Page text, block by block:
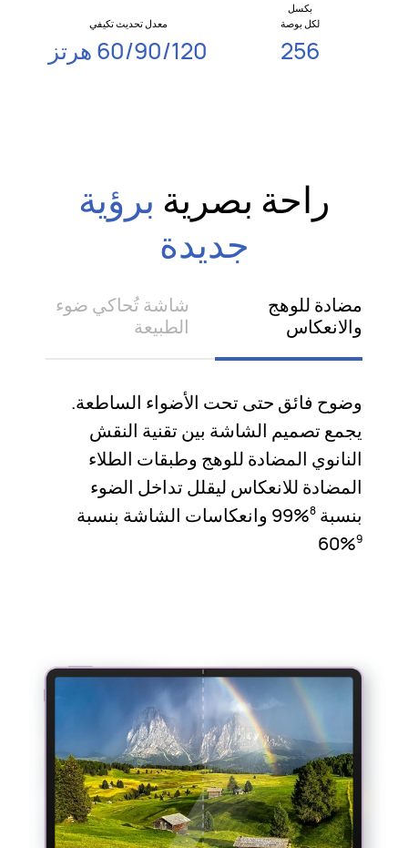
256
بكسل
لكل بوصة
60/90/120 هرتز
معدل تحديث تكيفي
راحة بصرية برؤية
جديدة
مضادة للوهج
والانعكاس
شاشة تُحاكي ضوء
الطبيعة
وضوح فائق حتى تحت الأضواء الساطعة.
يجمع تصميم الشاشة بين تقنية النقش
النانوي المضادة للوهج وطبقات الطلاء
المضادة للانعكاس ليقلل تداخل الضوء
بنسبة ‎99%‎ 8
وانعكاسات الشاشة بنسبة
‎60%‎9